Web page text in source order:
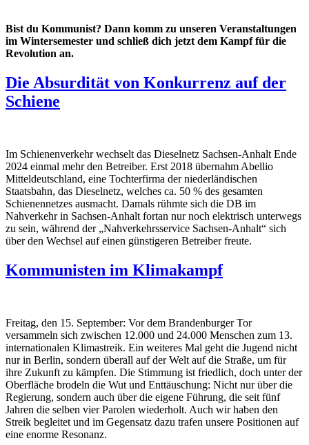
Bist du Kommunist? Dann komm zu unseren Veranstaltungen
im Wintersemester und schließ dich jetzt dem Kampf für die
Revolution an.
Die Absurdität von Konkurrenz auf der
Schiene
Im Schienenverkehr wechselt das Dieselnetz Sachsen-Anhalt Ende
2024 einmal mehr den Betreiber. Erst 2018 übernahm Abellio
Mitteldeutschland, eine Tochterfirma der niederländischen
Staatsbahn, das Dieselnetz, welches ca. 50 % des gesamten
Schienennetzes ausmacht. Damals rühmte sich die DB im
Nahverkehr in Sachsen-Anhalt fortan nur noch elektrisch unterwegs
zu sein, während der „Nahverkehrsservice Sachsen-Anhalt“ sich
über den Wechsel auf einen günstigeren Betreiber freute.
Kommunisten im Klimakampf
Freitag, den 15. September: Vor dem Brandenburger Tor
versammeln sich zwischen 12.000 und 24.000 Menschen zum 13.
internationalen Klimastreik. Ein weiteres Mal geht die Jugend nicht
nur in Berlin, sondern überall auf der Welt auf die Straße, um für
ihre Zukunft zu kämpfen. Die Stimmung ist friedlich, doch unter der
Oberfläche brodeln die Wut und Enttäuschung: Nicht nur über die
Regierung, sondern auch über die eigene Führung, die seit fünf
Jahren die selben vier Parolen wiederholt. Auch wir haben den
Streik begleitet und im Gegensatz dazu trafen unsere Positionen auf
eine enorme Resonanz.